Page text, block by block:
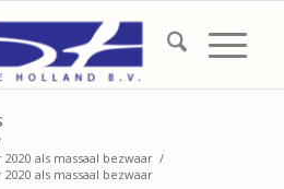
als massaal bezwaar /
als massaal bezwaar